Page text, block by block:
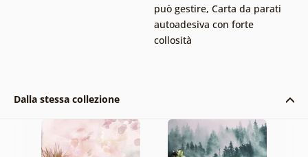
può gestire, Carta da parati
autoadesiva con forte
collosità
Dalla stessa collezione